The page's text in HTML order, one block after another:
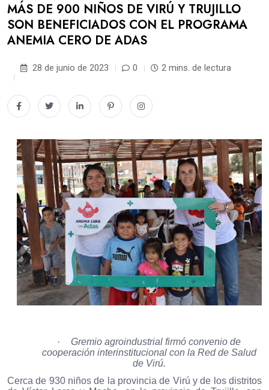
MÁS DE 900 NIÑOS DE VIRÚ Y TRUJILLO
SON BENEFICIADOS CON EL PROGRAMA
ANEMIA CERO DE ADAS
28 de junio de 2023 0 2 mins. de lectura
·
Gremio agroindustrial firmó convenio de
cooperación interinstitucional con la Red de Salud
de Virú.
Cerca de 930 niños de la provincia de Virú y de los distritos